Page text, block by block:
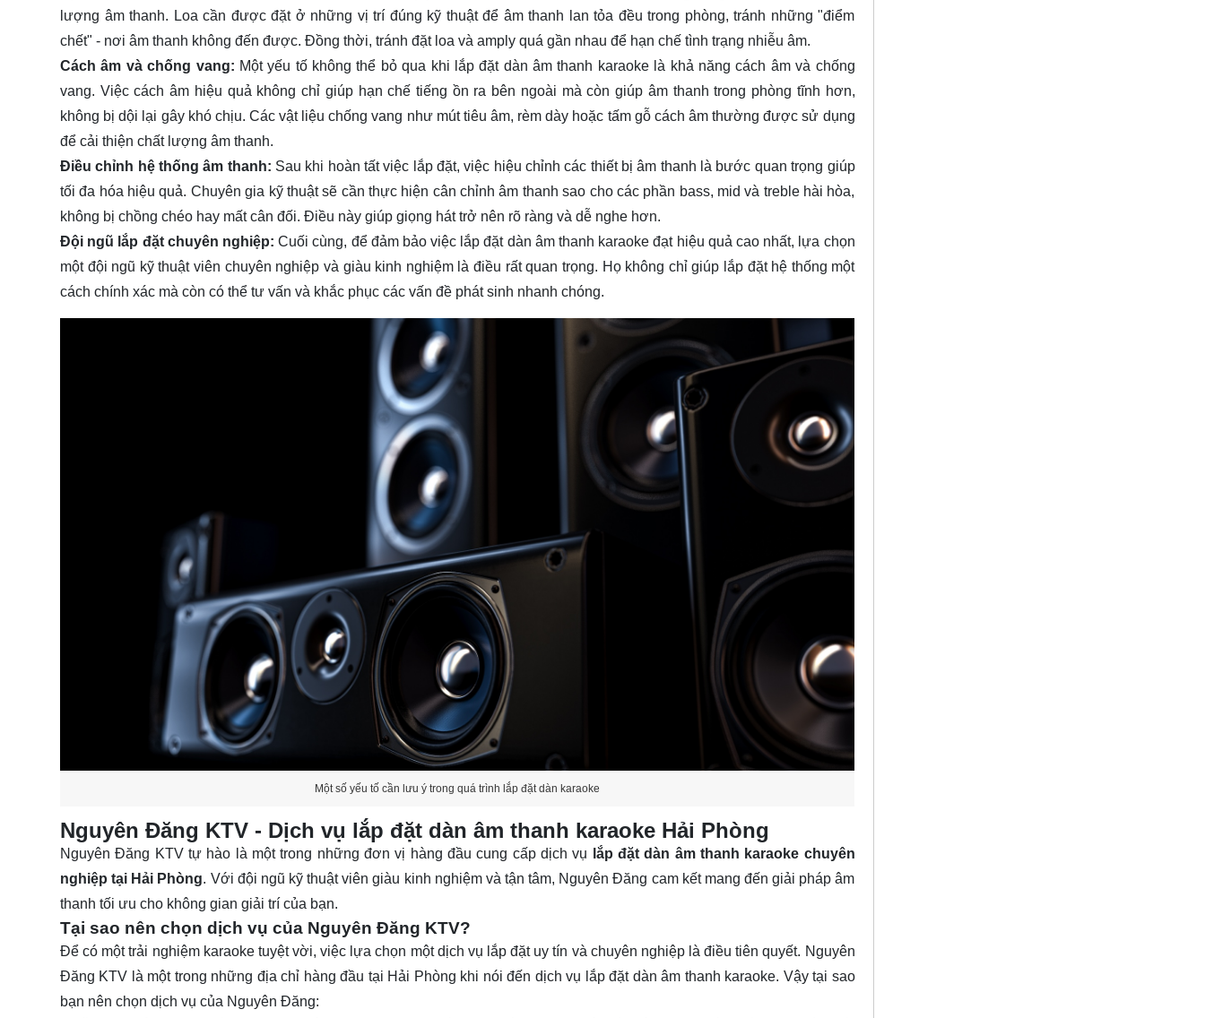
lượng âm thanh. Loa cần được đặt ở những vị trí đúng kỹ thuật để âm thanh lan tỏa đều trong phòng, tránh những "điểm
chết" - nơi âm thanh không đến được. Đồng thời, tránh đặt loa và amply quá gần nhau để hạn chế tình trạng nhiễu âm.
Cách âm và chống vang: Một yếu tố không thể bỏ qua khi lắp đặt dàn âm thanh karaoke là khả năng cách âm và chống
vang. Việc cách âm hiệu quả không chỉ giúp hạn chế tiếng ồn ra bên ngoài mà còn giúp âm thanh trong phòng tĩnh hơn,
không bị dội lại gây khó chịu. Các vật liệu chống vang như mút tiêu âm, rèm dày hoặc tấm gỗ cách âm thường được sử dụng
để cải thiện chất lượng âm thanh.
Điều chỉnh hệ thống âm thanh: Sau khi hoàn tất việc lắp đặt, việc hiệu chỉnh các thiết bị âm thanh là bước quan trọng giúp
tối đa hóa hiệu quả. Chuyên gia kỹ thuật sẽ cần thực hiện cân chỉnh âm thanh sao cho các phần bass, mid và treble hài hòa,
không bị chồng chéo hay mất cân đối. Điều này giúp giọng hát trở nên rõ ràng và dễ nghe hơn.
Đội ngũ lắp đặt chuyên nghiệp: Cuối cùng, để đảm bảo việc lắp đặt dàn âm thanh karaoke đạt hiệu quả cao nhất, lựa chọn
một đội ngũ kỹ thuật viên chuyên nghiệp và giàu kinh nghiệm là điều rất quan trọng. Họ không chỉ giúp lắp đặt hệ thống một
cách chính xác mà còn có thể tư vấn và khắc phục các vấn đề phát sinh nhanh chóng.
Một số yếu tố cần lưu ý trong quá trình lắp đặt dàn karaoke
Nguyên Đăng KTV - Dịch vụ lắp đặt dàn âm thanh karaoke Hải Phòng
Nguyên Đăng KTV tự hào là một trong những đơn vị hàng đầu cung cấp dịch vụ
lắp đặt dàn âm thanh karaoke chuyên
nghiệp tại Hải Phòng. Với đội ngũ kỹ thuật viên giàu kinh nghiệm và tận tâm, Nguyên Đăng cam kết mang đến giải pháp âm
thanh tối ưu cho không gian giải trí của bạn.
Tại sao nên chọn dịch vụ của Nguyên Đăng KTV?
Để có một trải nghiệm karaoke tuyệt vời, việc lựa chọn một dịch vụ lắp đặt uy tín và chuyên nghiệp là điều tiên quyết. Nguyên
Đăng KTV là một trong những địa chỉ hàng đầu tại Hải Phòng khi nói đến dịch vụ lắp đặt dàn âm thanh karaoke. Vậy tại sao
bạn nên chọn dịch vụ của Nguyên Đăng: